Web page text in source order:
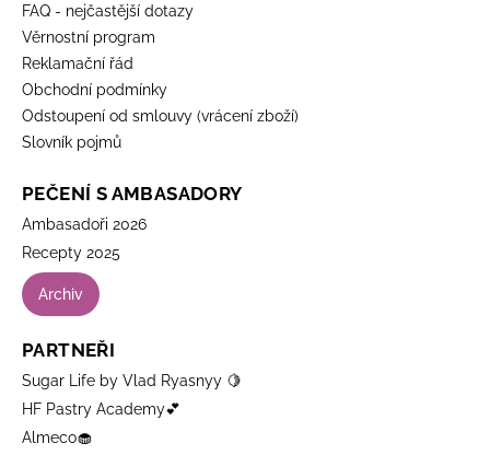
FAQ - nejčastější dotazy
Věrnostní program
Reklamační řád
Obchodní podmínky
Odstoupení od smlouvy (vrácení zboží)
Slovník pojmů
PEČENÍ S AMBASADORY
Ambasadoři 2026
Recepty 2025
Archiv
PARTNEŘI
Sugar Life by Vlad Ryasnyy 🍋
HF Pastry Academy💕
Almeco🧁